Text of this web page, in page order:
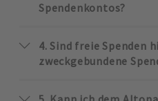
Spendenkontos?
4. Sind freie Spenden
zweckgebundene